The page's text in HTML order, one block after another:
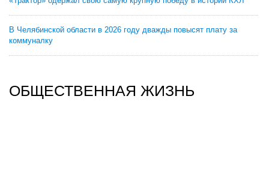
В Челябинской области в 2026 году дважды повысят плату за
коммуналку
ОБЩЕСТВЕННАЯ ЖИЗНЬ